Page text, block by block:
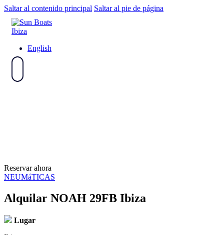
Saltar al contenido principal Saltar al pie de página
English
Reservar ahora
NEUMáTICAS
Alquilar NOAH 29FB Ibiza
Lugar